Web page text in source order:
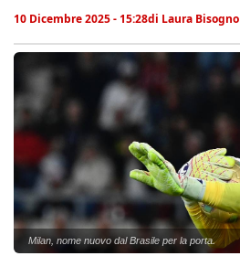
10 Dicembre 2025 - 15:28di Laura Bisogno
Milan, nome nuovo dal Brasile per la porta.